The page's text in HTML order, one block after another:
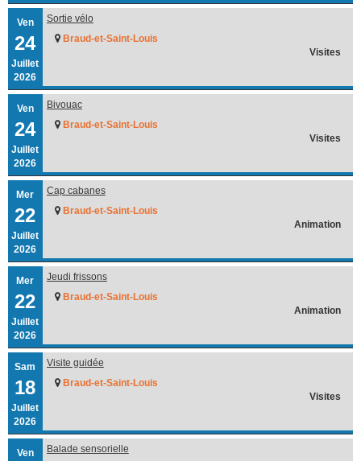
Ven
24
Juillet
2026
Sortie vélo
Braud-et-Saint-Louis
Visites
Ven
24
Juillet
2026
Bivouac
Braud-et-Saint-Louis
Visites
Mer
22
Juillet
2026
Cap cabanes
Braud-et-Saint-Louis
Animation
Mer
22
Juillet
2026
Jeudi frissons
Braud-et-Saint-Louis
Animation
Sam
18
Juillet
2026
Visite guidée
Braud-et-Saint-Louis
Visites
Ven
Balade sensorielle